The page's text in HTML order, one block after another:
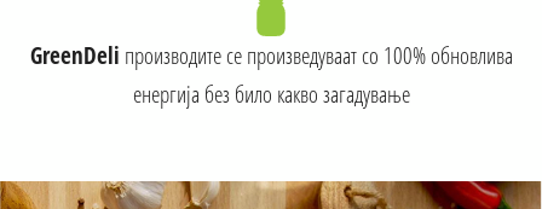
GreenDeli производите се произведуваат со 100% обновлива
енергија без било какво загадување